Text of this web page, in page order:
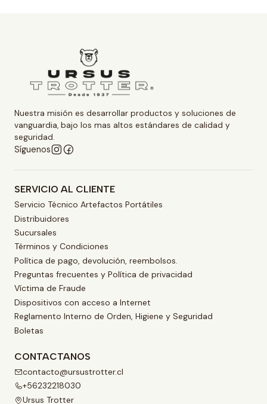
Nuestra misión es desarrollar productos y soluciones de
vanguardia, bajo los mas altos estándares de calidad y
seguridad.
Síguenos
SERVICIO AL CLIENTE
Servicio Técnico Artefactos Portátiles
Distribuidores
Sucursales
Términos y Condiciones
Política de pago, devolución, reembolsos.
Preguntas frecuentes y Política de privacidad
Víctima de Fraude
Dispositivos con acceso a Internet
Reglamento Interno de Orden, Higiene y Seguridad
Boletas
CONTACTANOS
contacto@ursustrotter.cl
+56232218030
Ursus Trotter